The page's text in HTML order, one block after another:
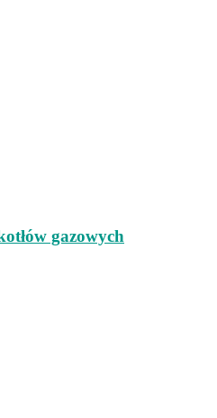
gazowych